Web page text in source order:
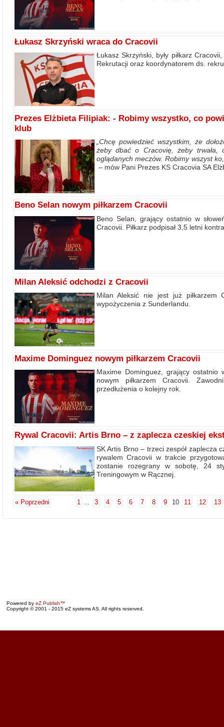
Łukasz Skrzyński wraca do Cracovii
Łukasz Skrzyński, były piłkarz
Rekrutacji oraz koordynatorem ds.
Prezes Elżbieta Filipiak: - Robimy wszystko, co
klub
„Chcę powiedzieć wszystkim, że
żeby dbać o Cracovię, żeby trwała,
oglądanych meczów. Robimy wszyst
– mów Pani Prezes KS Cracovia SA
Beno Selan nowym piłkarzem Cracovii
Beno Selan, grający ostatnio w
Cracovii. Piłkarz podpisał 3,5 letni
Milan Aleksić odchodzi z Cracovii
Milan Aleksić nie jest już piłkarzem
wypożyczenia z Sunderlandu.
Maxime Dominguez nowym piłkarzem Cracovii
Maxime Dominguez, grający ostatnio
nowym piłkarzem Cracovii.
przedłużenia o kolejny rok.
Rywal Cracovii: Artis Brno – z zaplecza czeskiej
SK Artis Brno – trzeci zespół zaplecza
rywalem Cracovii w trakcie
zostanie rozegrany w sobotę, 24
Treningowym w Rącznej.
« Poprzedni 1 ... 3 4 5 6 7 8 9 10 11 12 13
Powered by eZ Publish™
Copyright © 2001 - 2015 eZ systems AS. All rights reserved.